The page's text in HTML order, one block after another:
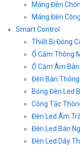
Máng Đèn
Máng Đèn
Smart Control
Thiết Bị Đóng
Ổ Cắm Thông
Ổ Cắm Âm
Đèn Bàn
Bóng Đèn Led
Công Tắc
Đèn Led Âm
Đèn Led Bán
Đèn Led Dây